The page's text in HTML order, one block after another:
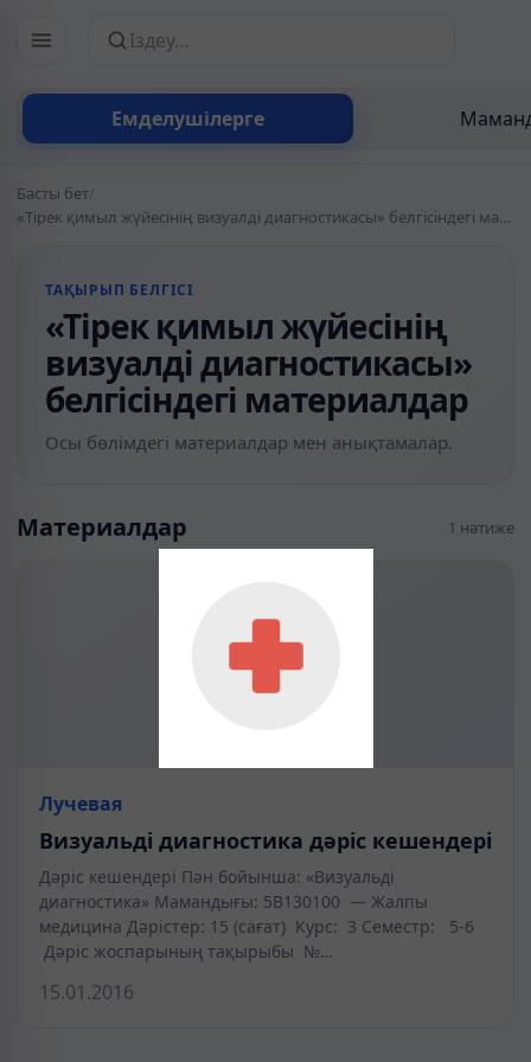
Емделушілерге
Сайттан іздеу
Басты бет/
«Тірек қимыл жүйесінің визуалді диагностикасы» белгісіндегі материалдар
ТАҚЫРЫП БЕЛГІСІ
«Тірек қимыл жүйесінің
визуалді диагностикасы»
белгісіндегі материалдар
Осы бөлімдегі материалдар мен анықтамалар.
Материалдар 1 нәтиже
Лучевая
Визуальді диагностика дәріс кешендері
Дәріс кешендері Пән бойынша: «Визуальді
диагностика» Мамандығы: 5В130100 — Жалпы
медицина Дәрістер: 15 (сағат) Курс: 3 Семестр: 5-6
Дәріс жоспарының тақырыбы №…
15.01.2016